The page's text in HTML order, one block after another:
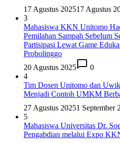
17 Agustus 202517 Agustus
3
Mahasiswa KKN Unitomo
Pemilahan Sampah Sebelum
Partisipasi Lewat Game
Probolinggo
20 Agustus 2025
0
4
Tim Dosen Unitomo dan
Menjadi Contoh UMKM
27 Agustus 20251 September
5
Mahasiswa Universitas Dr.
Pengabdian melalui Expo